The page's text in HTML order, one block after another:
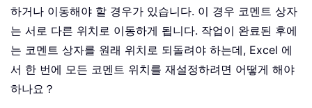
하거나 이동해야 할 경우가 있습니다. 이 경우 코멘트 상자
는 서로 다른 위치로 이동하게 됩니다. 작업이 완료된 후에
는 코멘트 상자를 원래 위치로 되돌려야 하는데, Excel 에
서 한 번에 모든 코멘트 위치를 재설정하려면 어떻게 해야
하나요？